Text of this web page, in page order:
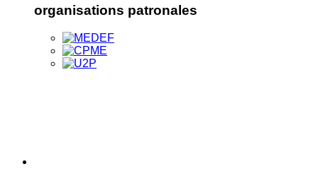
organisations patronales